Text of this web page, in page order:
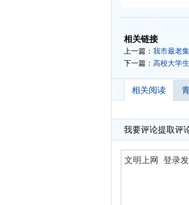
-
相关链接
上一篇： 我市最老
下一篇： 高校大学
相关阅读
我要评论提取评